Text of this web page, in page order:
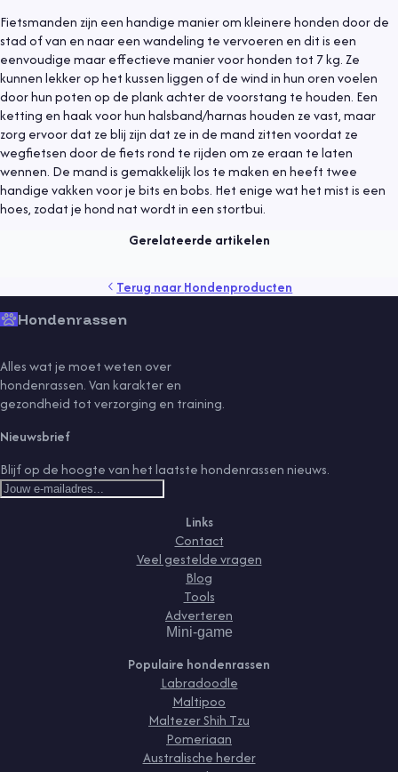
Fietsmanden zijn een handige manier om kleinere honden door de
stad of van en naar een wandeling te vervoeren en dit is een
eenvoudige maar effectieve manier voor honden tot 7 kg. Ze
kunnen lekker op het kussen liggen of de wind in hun oren voelen
door hun poten op de plank achter de voorstang te houden. Een
ketting en haak voor hun halsband/harnas houden ze vast, maar
zorg ervoor dat ze blij zijn dat ze in de mand zitten voordat ze
wegfietsen door de fiets rond te rijden om ze eraan te laten
wennen. De mand is gemakkelijk los te maken en heeft twee
handige vakken voor je bits en bobs. Het enige wat het mist is een
hoes, zodat je hond nat wordt in een stortbui.
Gerelateerde artikelen
trainingveiligheidverzorgingvlooien
Hondenproducten 1 maart 2023
5 x het beste anti trektuig voor de hond
Terug naarHondenproducten
Hondenrassen
Alles wat je moet weten over
hondenrassen. Van karakter en
gezondheid tot verzorging en training.
Nieuwsbrief
Blijf op de hoogte van het laatste hondenrassen nieuws.
Links
Contact
Veel gestelde vragen
Blog
Tools
Adverteren
Mini-game
Populaire hondenrassen
Labradoodle
Maltipoo
Maltezer Shih Tzu
Pomeriaan
Australische herder